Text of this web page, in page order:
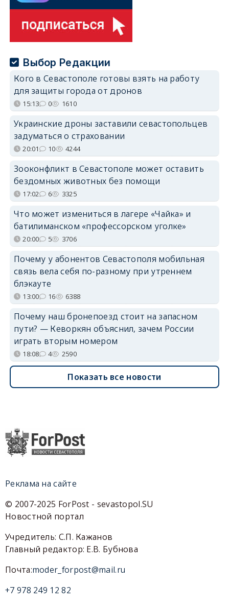
Выбор Редакции
Кого в Севастополе готовы взять на работу
для защиты города от дронов
15:13 0 1610
Украинские дроны заставили севастопольцев
задуматься о страховании
20:01 10 4244
Зооконфликт в Севастополе может оставить
бездомных животных без помощи
17:02 6 3325
Что может измениться в лагере «Чайка» и
батилиманском «профессорском уголке»
20:00 5 3706
Почему у абонентов Севастополя мобильная
связь вела себя по-разному при утреннем
блэкауте
13:00 16 6388
Почему наш бронепоезд стоит на запасном
пути? — Кеворкян объяснил, зачем России
играть вторым номером
18:08 4 2590
Показать все новости
Реклама на сайте
© 2007-2025 ForPost - sevastopol.SU
Новостной портал
Учредитель: С.П. Кажанов
Главный редактор: Е.В. Бубнова
Почта:moder_forpost@mail.ru
+7 978 249 12 82